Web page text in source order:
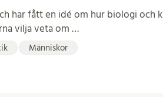
har fått en idé om hur biologi och
vilja veta om …
Människor